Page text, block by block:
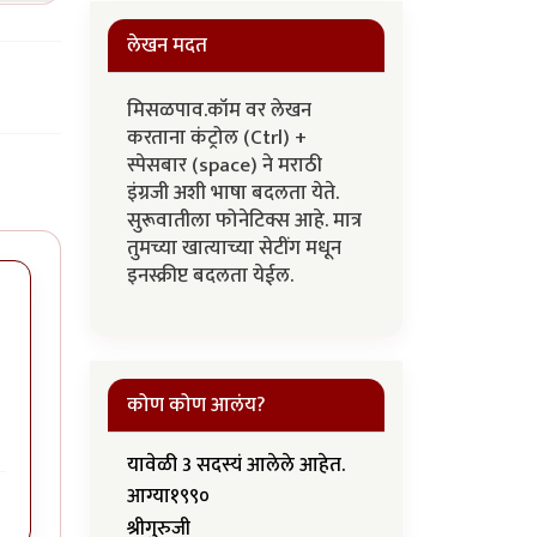
लेखन मदत
मिसळपाव.कॉम वर लेखन
करताना कंट्रोल (Ctrl) +
स्पेसबार (space) ने मराठी
इंग्रजी अशी भाषा बदलता येते.
सुरूवातीला फोनेटिक्स आहे. मात्र
तुमच्या खात्याच्या सेटींग मधून
इनस्क्रीप्ट बदलता येईल.
कोण कोण आलंय?
यावेळी 3 सदस्यं आलेले आहेत.
आग्या१९९०
श्रीगुरुजी